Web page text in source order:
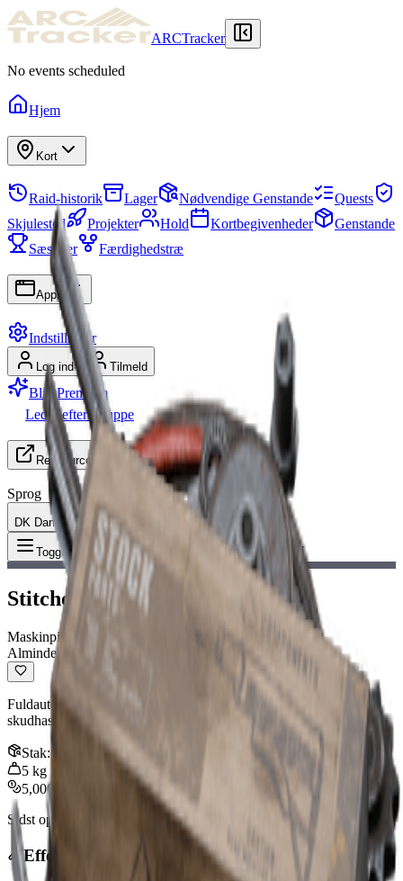
ARCTracker
No events scheduled
Hjem
Kort
Raid-historik Lager Nødvendige Genstande
Quests
Skjulested
Projekter Hold Kortbegivenheder
Genstande
Sæsoner
Færdighedstræ
Apps
Indstillinger
Log ind Tilmeld
Bliv Premium
Leder efter Gruppe
Ressourcer
Sprog
DK Dansk
Toggle Menu Genstand:Stitcher IV
Stitcher IV
Maskinpistol
Almindelig
Fuldautomatisk SMG. Giver god skade, men har en ret lav
skudhastighed og kan være svær at kontrollere.
Stak:
5 kg
5,000
Sidst opdateret
Feb 24, 2026
Effekter